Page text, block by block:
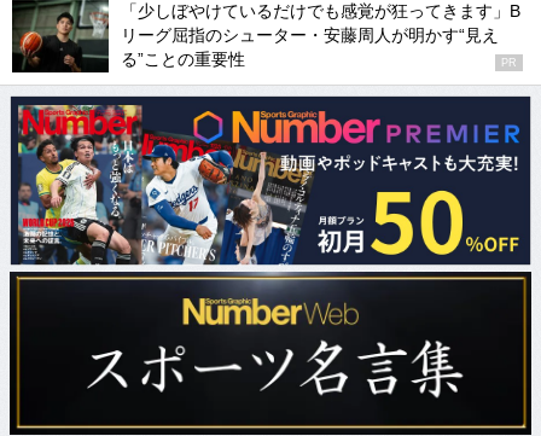
「少しぼやけているだけでも感覚が狂ってきます」B
リーグ屈指のシューター・安藤周人が明かす“見え
る”ことの重要性
PR